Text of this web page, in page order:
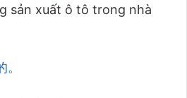
sản xuất ô tô trong nhà